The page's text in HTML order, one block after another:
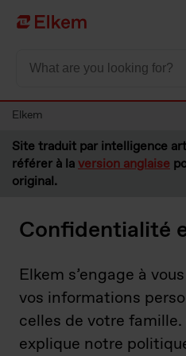
Skip to main content
Vers la page d'accueil
Elkem
Site traduit par intelligence
référer à laversion anglaise
original.
Confidentialité
Elkem s’engage à
vos informations
celles de votre
explique notre